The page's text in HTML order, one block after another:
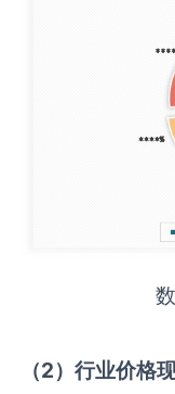
（2）行业价格